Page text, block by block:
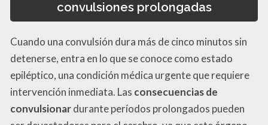
convulsiones prolongadas
Cuando una convulsión dura más de cinco minutos sin
detenerse, entra en lo que se conoce como estado
epiléptico, una condición médica urgente que requiere
intervención inmediata. Las consecuencias de
convulsionardurante períodos prolongados pueden